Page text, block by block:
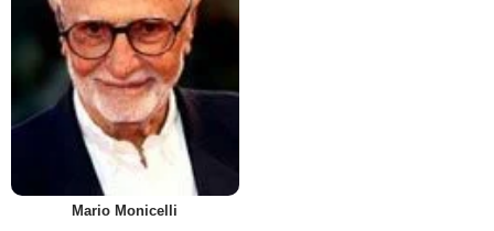
Mario Monicelli